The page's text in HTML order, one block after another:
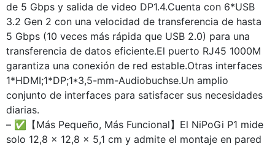
de 5 Gbps y salida de video DP1.4.Cuenta con 6*USB
3.2 Gen 2 con una velocidad de transferencia de hasta
5 Gbps (10 veces más rápida que USB 2.0) para una
transferencia de datos eficiente.El puerto RJ45 1000M
garantiza una conexión de red estable.Otras interfaces
1*HDMI;1*DP;1*3,5-mm-Audiobuchse.Un amplio
conjunto de interfaces para satisfacer sus necesidades
diarias.
– ✅【Más Pequeño, Más Funcional】El NiPoGi P1 mide
solo 12,8 x 12,8 x 5,1 cm y admite el montaje en pared